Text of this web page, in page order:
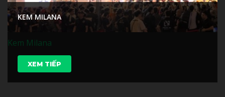
KEM MILANA
XEM TIẾP
Kem Milana